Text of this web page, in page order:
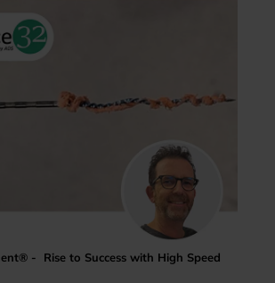
- Rise to Success with High Speed